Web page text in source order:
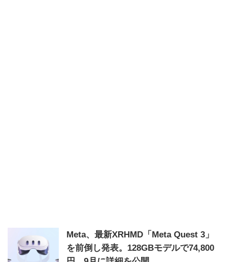
Meta、最新XRHMD「Meta Quest 3」
を前倒し発表。128GBモデルで74,800